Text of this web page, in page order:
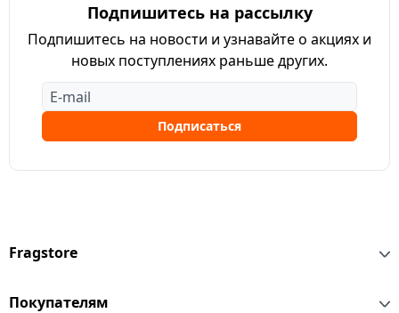
Подпишитесь на рассылку
Подпишитесь на новости и узнавайте о акциях и
новых поступлениях раньше других.
Подписаться
Fragstore
Покупателям